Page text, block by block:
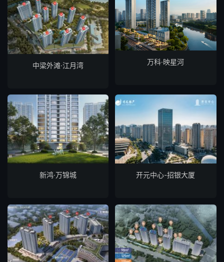
中梁外滩·江月湾 万科·映星河
新鸿·万锦城 开元中心-招银大厦